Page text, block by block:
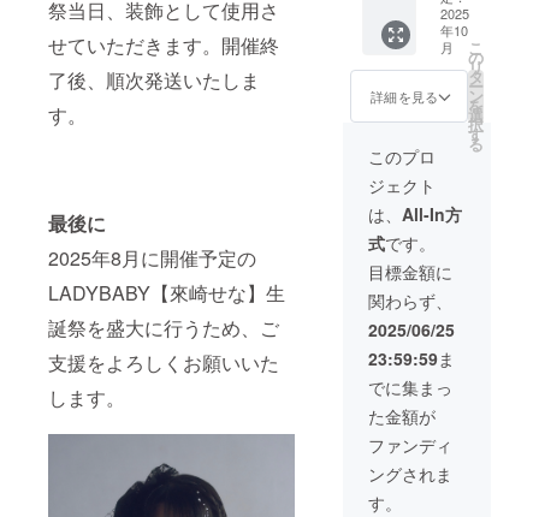
祭当日、装飾として使用さ
せていただきます。開催終
了後、順次発送いたしま
す。
最後に
2025年8月に開催予定の
LADYBABY【來崎せな】生
誕祭を盛大に行うため、ご
支援をよろしくお願いいた
します。
意させ
ていた
だきま
す。 ④
生誕限
ネーム
プレー
ト リ
ターン
品と併
せて郵
送いた
しま
す。
ネーム
プレー
トのお
名前
は、備
考欄に
記載さ
れたお
名前が
③クラ
ウド
ファン
ディン
グ限定
ブロマ
イド ク
ラウド
ファン
ディン
グ限定
のブロ
マイド
をご用
意させ
ていた
だきま
す。 ④
生誕限
定オリ
ジナル
ネーム
プレー
ト リ
ターン
り旗 当
日の装
飾に使
用す
る、の
ぼり旗
を作成
いたし
ます。
のぼり
旗には
生誕祭
ご支援
者様の
お名前
（ニッ
クネー
ム可）
が記載
されま
す。 ③
スタン
ドフラ
ワー(名
前掲載 )
ム可）
が記載
された
単独ス
タンド
花を会
場に設
置いた
しま
す。 単
独スタ
ンド花
の前で
撮影し
たソロ
チェキ
を後日
郵送い
たしま
す。 ②
集合写
真SPク
レジッ
ト SNS
掲載に
2025
年10
月
詳細を見る
こ
の
リ
タ
ー
ン
を
選
択
す
る
このプロ
ジェクト
は、 All-In方
式です。
目標金額に
関わらず、
2025/06/25
23:59:59ま
でに集まっ
た金額が
ファンディ
ングされま
す。